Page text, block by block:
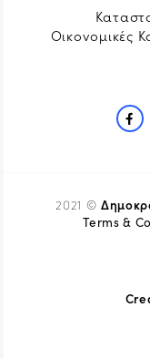
Οικονομικές
2021 ©
Terms &